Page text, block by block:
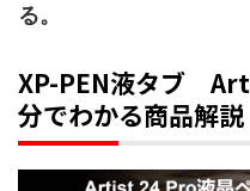
る。
XP-PEN液タブ
分でわかる商品解説